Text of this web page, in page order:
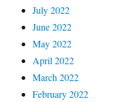
July 2022
June 2022
May 2022
April 2022
March 2022
February 2022